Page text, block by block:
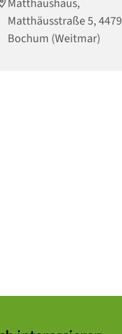
Matthäusstraße 5,
Bochum (Weitmar)